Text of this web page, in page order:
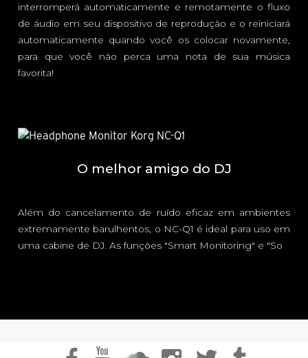
interromperá automaticamente e remotamente o fluxo
de áudio em seu dispositivo de reprodução e o reiniciará
automaticamente quando você os colocar novamente,
para que você não perca uma nota de sua música
favorita!
O melhor amigo do DJ
Além do cancelamento de ruído eficaz em ambientes
extremamente barulhentos, o NC-Q1 é ideal para uso em
uma cabine de DJ. As funções "Smart Monitoring" e "So